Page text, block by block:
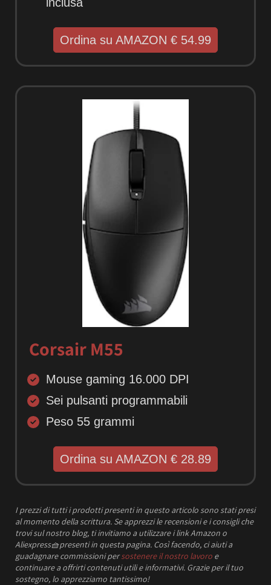
Ordina su AMAZON € 54.99
Corsair M55
Mouse gaming 16.000 DPI
Sei pulsanti programmabili
Peso 55 grammi
Ordina su AMAZON € 28.89
I prezzidi tutti i prodotti presenti in questo articolo sono stati presi
al momento della scrittura. Se apprezzi le recensioni e i consigli che
trovi sul nostro blog, ti invitiamo a utilizzare i link Amazon o
Aliexpress🧺presenti in questa pagina. Così facendo, ci aiuti a
guadagnare commissioni persostenere il nostro lavoro e
continuare a offrirti contenuti utili e informativi. Grazie per il tuo
sostegno, lo apprezziamo tantissimo!